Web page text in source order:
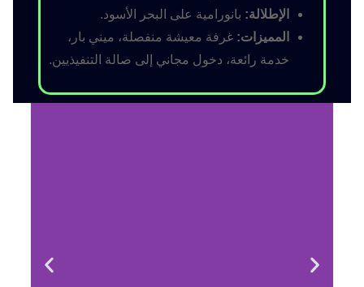
الإطلالة: بانورامية على البحر الأسود.
المميزات: غرفة معيشة منفصلة، ميني بار،
خدمة رائعة، دخول مجاني إلى صالة التنفيذيين.